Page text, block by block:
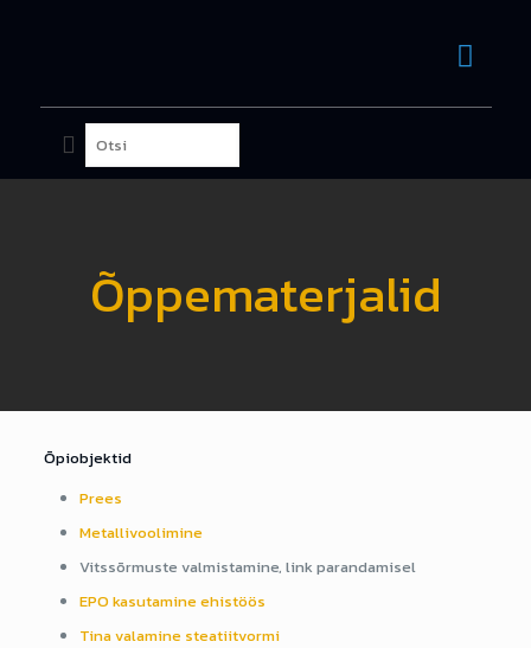
Õppematerjalid
Õpiobjektid
Prees
Metallivoolimine
Vitssõrmuste valmistamine, link parandamisel
EPO kasutamine ehistöös
Tina valamine steatiitvormi